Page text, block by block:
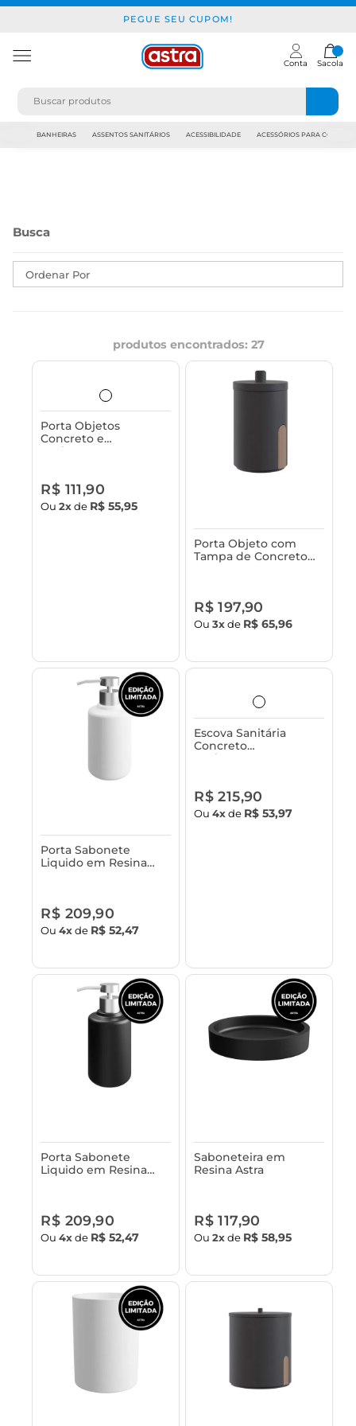
PEGUE SEU CUPOM!
Conta Sacola
BANHEIRAS ASSENTOS SANITÁRIOS ACESSIBILIDADE ACESSÓRIOS PARA
Ordenar Por
produtos encontrados: 27
Porta Objetos
Concreto e
Acabamento em
R$ 111,90
Ou2xde R$ 55,95
Porta Objeto com
Tampa de Concreto
R$ 197,90
Ou3xde R$ 65,96
Porta Sabonete
Liquido em Resina
R$ 209,90
Ou4xde R$ 52,47
Escova Sanitária
Concreto
Acabamento em
R$ 215,90
Ou4xde R$ 53,97
Porta Sabonete
Liquido em Resina
R$ 209,90
Ou4xde R$ 52,47
Saboneteira em
Resina Astra
R$ 117,90
Ou2xde R$ 58,95